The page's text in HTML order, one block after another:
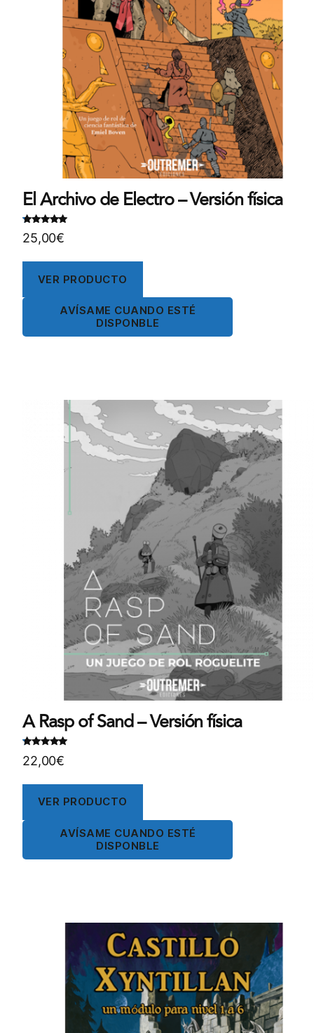
El Archivo de Electro – Versión física
Valorado
con5
.
00de
25,00€
VER PRODUCTO
AVÍSAME CUANDO ESTÉ
DISPONBLE
A Rasp of Sand – Versión física
Valorado
con500de
22,00€
VER PRODUCTO
AVÍSAME CUANDO ESTÉ
DISPONBLE